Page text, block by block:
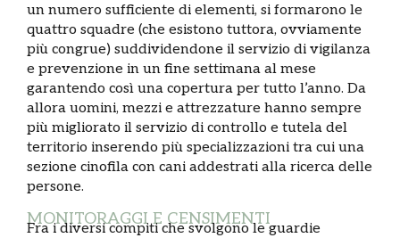
un numero sufficiente di elementi, si formarono le
quattro squadre (che esistono tuttora, ovviamente
più congrue) suddividendone il servizio di vigilanza
e prevenzione in un fine settimana al mese
garantendo così una copertura per tutto l’anno. Da
allora uomini, mezzi e attrezzature hanno sempre
più migliorato il servizio di controllo e tutela del
territorio inserendo più specializzazioni tra cui una
sezione cinofila con cani addestrati alla ricerca delle
persone.
MONITORAGGI E CENSIMENTI
Fra i diversi compiti che svolgono le guardie